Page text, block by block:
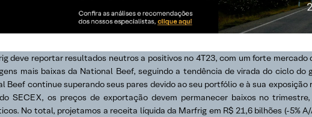
deve reportar resultados neutros a positivos no 4T23, com um forte mercado
mais baixas da National Beef, seguindo a tendência de virada do ciclo do
Beef continue superando seus pares devido ao seu portfólio e à sua
SECEX, os preços de exportação devem permanecer baixos no
No total, projetamos a receita líquida da Marfrig em R$ 21,6 bilhões (-5% A/